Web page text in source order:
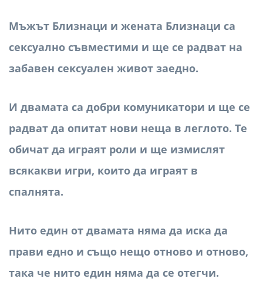
Мъжът Близнаци и жената Близнаци са
сексуално съвместими и ще се радват на
забавен сексуален живот заедно.
И двамата са добри комуникатори и ще се
радват да опитат нови неща в леглото. Те
обичат да играят роли и ще измислят
всякакви игри, които да играят в
спалнята.
Нито един от двамата няма да иска да
прави едно и също нещо отново и отново,
така че нито един няма да се отегчи.